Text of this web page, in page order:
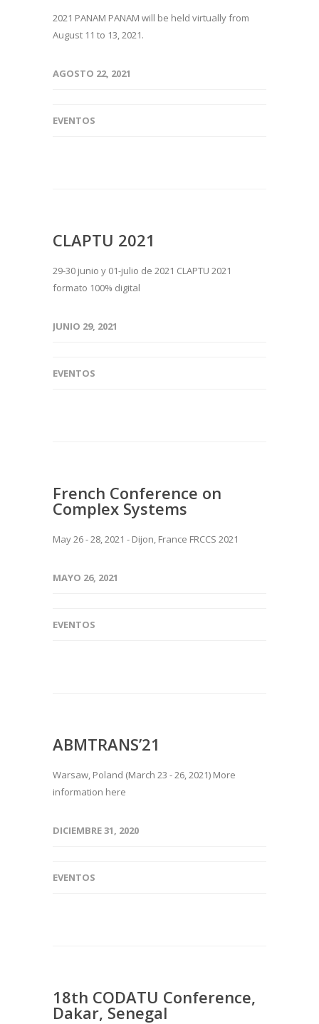
2021 PANAM PANAM will be held virtually from
August 11 to 13, 2021.
AGOSTO 22, 2021
EVENTOS
CLAPTU 2021
29-30 junio y 01-julio de 2021 CLAPTU 2021
formato 100% digital
JUNIO 29, 2021
EVENTOS
French Conference on
Complex Systems
May 26 - 28, 2021 - Dijon, France FRCCS 2021
MAYO 26, 2021
EVENTOS
ABMTRANS’21
Warsaw, Poland (March 23 - 26, 2021) More
information here
DICIEMBRE 31, 2020
EVENTOS
18th CODATU Conference,
Dakar, Senegal